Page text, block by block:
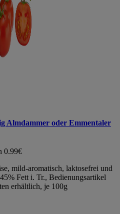
Almdammer oder Emmentaler
0.99€
mild-aromatisch, laktosefrei und
Fett i. Tr., Bedienungsartikel
erhältlich, je 100g